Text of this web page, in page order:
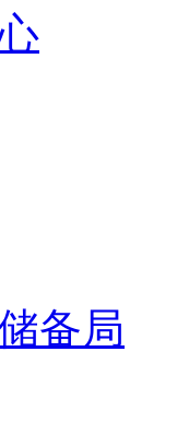
备局